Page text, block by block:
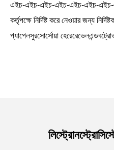
এইচ-এইচ-এইচ-এইচ-এইচ-এইচ-
কর্তৃপক্ষে নির্দিষ্ট করে নেওয়ার জন্য
প্যাপেলসুরসোর্সোয়া